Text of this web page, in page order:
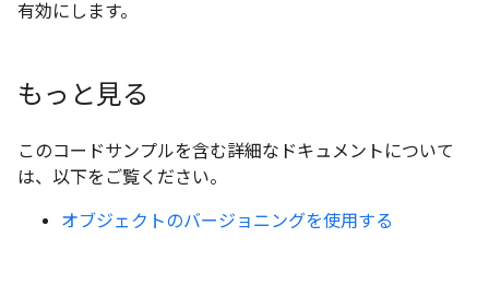
有効にします。
もっと見る
このコードサンプルを含む詳細なドキュメントについて
は、以下をご覧ください。
オブジェクトのバージョニングを使用する